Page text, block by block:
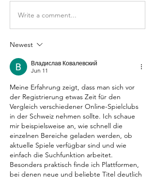
Write a comment...
Newest
Владислав Ковалевский
Jun 11
Meine Erfahrung zeigt, dass man sich vor
der Registrierung etwas Zeit für den
Vergleich verschiedener Online-Spielclubs
in der Schweiz nehmen sollte. Ich schaue
mir beispielsweise an, wie schnell die
einzelnen Bereiche geladen werden, ob
aktuelle Spiele verfügbar sind und wie
einfach die Suchfunktion arbeitet.
Besonders praktisch finde ich Plattformen,
bei denen neue und beliebte Titel deutlich